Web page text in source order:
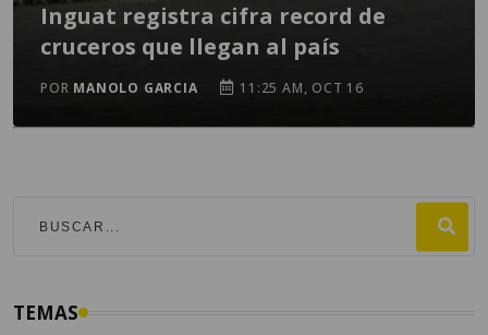
Inguat registra cifra record de
cruceros que llegan al país
POR MANOLO GARCIA 11:25 AM, OCT 16
TEMAS